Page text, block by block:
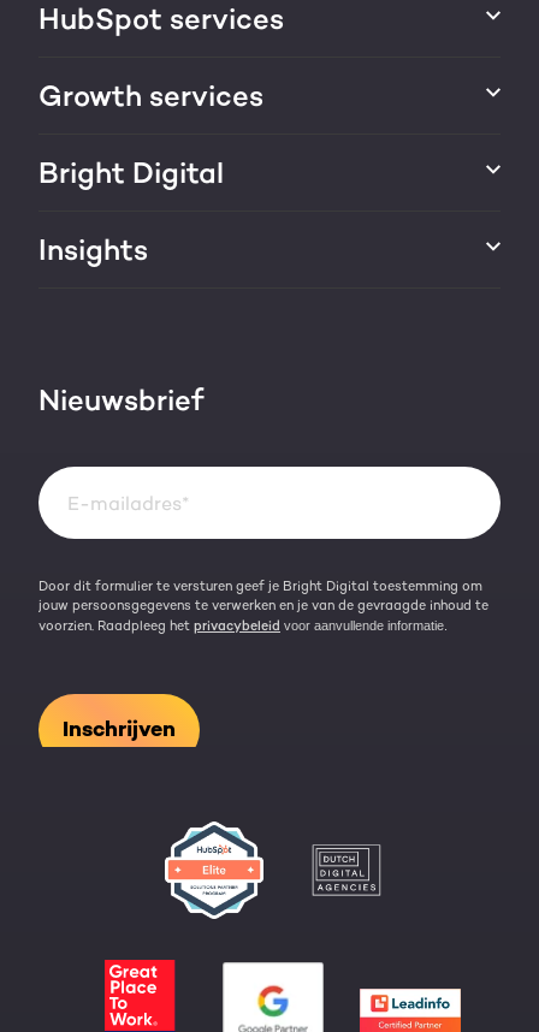
HubSpot services
HubSpot integraties
HubSpot CRM maatwerk
Growth services
Websites & portals
Groei strategie
Bright Digital
Over ons
Team
Insights
Events & webinars
Kennisbank
Nieuwsbrief
Door dit formulier te versturen geef je Bright Digital toestemming om
jouw persoonsgegevens te verwerken en je van de gevraagde inhoud te
voorzien. Raadpleeg het privacybeleid voor aanvullende informatie.